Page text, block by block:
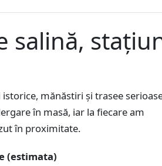
salină,
mănăstiri și trasee
în masă, iar la fiecare am
în proximitate.
(estimata)